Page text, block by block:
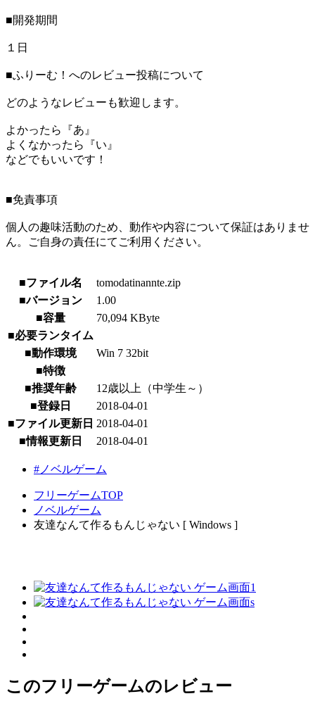
■開発期間
１日
■ふりーむ！へのレビュー投稿について
どのようなレビューも歓迎します。
よかったら『あ』
よくなかったら『い』
などでもいいです！
■免責事項
個人の趣味活動のため、動作や内容について保証はありませ
ん。ご自身の責任にてご利用ください。
■ファイル名
tomodatinannte.zip
■バージョン
1.00
■容量
70,094 KByte
■必要ランタイム
■動作環境
Win 7 32bit
■特徴
■推奨年齢
12歳以上（中学生～）
■登録日
2018-04-01
■ファイル更新日 2018-04-01
■情報更新日
2018-04-01
#ノベルゲーム
フリーゲームTOP
ノベルゲーム
友達なんて作るもんじゃない [ Windows ]
このフリーゲームのレビュー